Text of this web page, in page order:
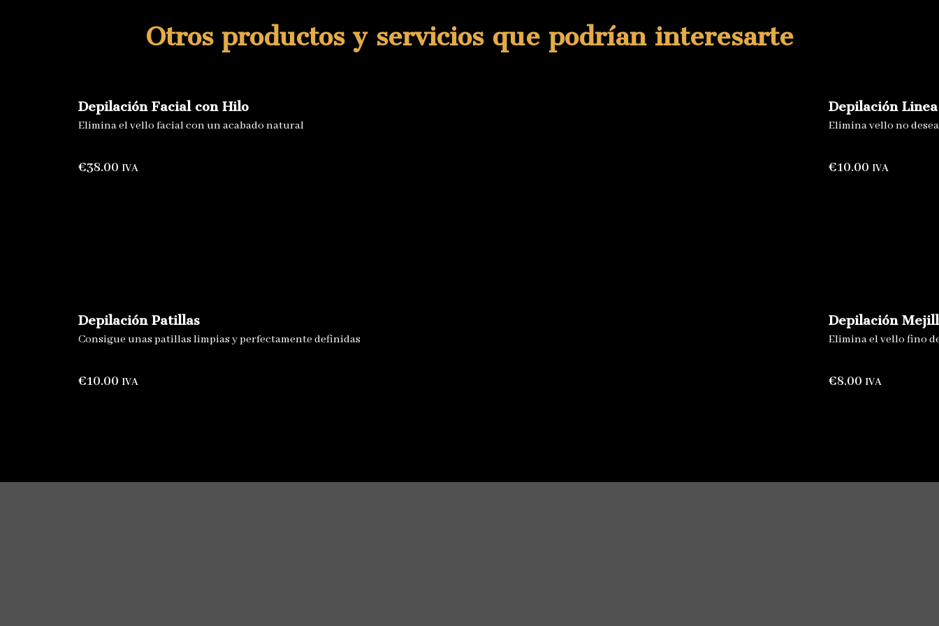
Otros productos y servicios que podrían interesarte
Depilación Facial con Hilo
Elimina el vello facial con un acabado natural
€38.00 IVA
Depilación
Eliminavello no
€10.00 IVA
Depilación Patillas
Consigue unas patillas limpias y perfectamente definidas
€10.00 IVA
Depilación
Elimina el vello fino
€8.00 IVA